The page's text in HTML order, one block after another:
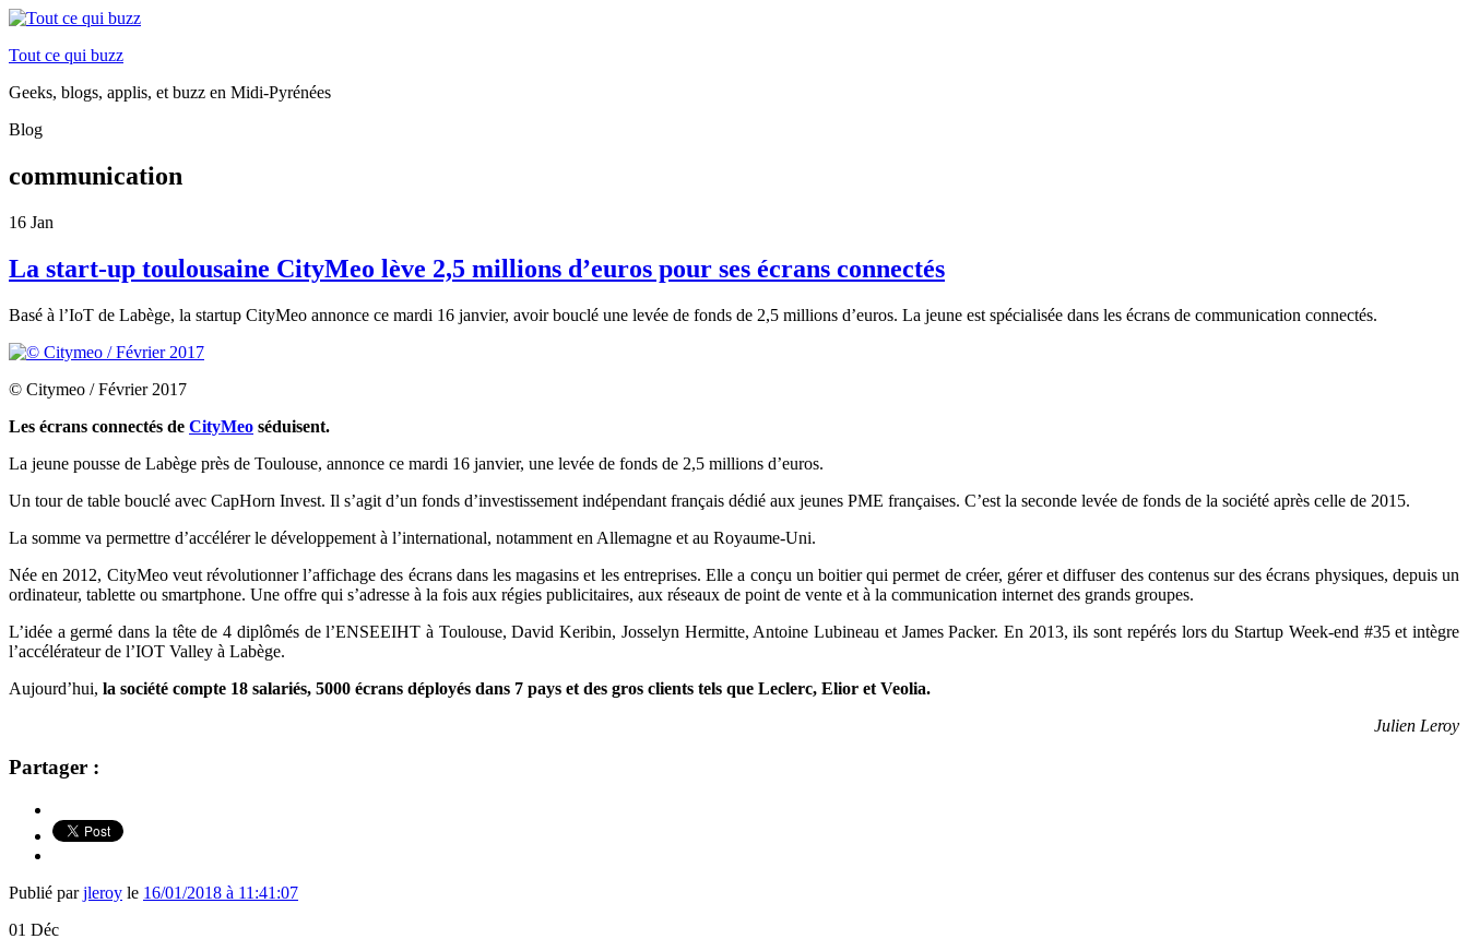
Tout ce qui buzz
Geeks, blogs, applis, et buzz en Midi-Pyrénées
Blog
communication
16 Jan
La start-up toulousaine CityMeo lève 2,5 millions d’euros pour ses écrans connectés
Basé à l’IoT de Labège, la startup CityMeo annonce ce mardi 16 janvier, avoir bouclé une levée de fonds de 2,5 millions d’euros. La jeune est spécialisée dans les écrans de communication connectés.
© Citymeo / Février 2017
Les écrans connectés de CityMeo séduisent.
La jeune pousse de Labège près de Toulouse, annonce ce mardi 16 janvier, une levée de fonds de 2,5 millions d’euros.
Un tour de table bouclé avec CapHorn Invest. Il s’agit d’un fonds d’investissement indépendant français dédié aux jeunes PME françaises. C’est la seconde levée de fonds de la société après celle de 2015.
La somme va permettre d’accélérer le développement à l’international, notamment en Allemagne et au Royaume-Uni.
Née en 2012, CityMeo veut révolutionner l’affichage des écrans dans les magasins et les entreprises. Elle a conçu un boitier qui permet de créer, gérer et diffuser des contenus sur des écrans physiques, depuis un
ordinateur, tablette ou smartphone. Une offre qui s’adresse à la fois aux régies publicitaires, aux réseaux de point de vente et à la communication internet des grands groupes.
L’idée a germé dans la tête de 4 diplômés de l’ENSEEIHT à Toulouse, David Keribin, Josselyn Hermitte, Antoine Lubineau et James Packer. En 2013, ils sont repérés lors du Startup Week-end #35 et intègre
l’accélérateur de l’IOT Valley à Labège.
Aujourd’hui, la société compte 18 salariés, 5000 écrans déployés dans 7 pays et des gros clients tels que Leclerc, Elior et Veolia.
Julien Leroy
Partager :
Publié parjleroy le 16/01/2018 à 11:41:07
01 Déc